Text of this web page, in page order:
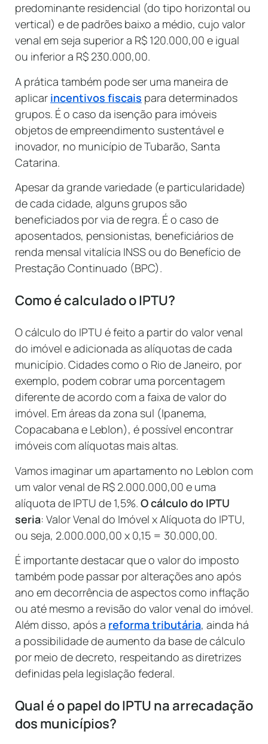
predominante residencial (do tipo horizontal ou
vertical) e de padrões baixo a médio, cujo valor
venal em seja superior a R$ 120.000,00 e igual
ou inferior a R$ 230.000,00.
A prática também pode ser uma maneira de
aplicar incentivos fiscais para determinados
grupos. É o caso da isenção para imóveis
objetos de empreendimento sustentável e
inovador, no município de Tubarão, Santa
Catarina.
Apesar da grande variedade (e particularidade)
de cada cidade, alguns grupos são
beneficiados por via de regra. É o caso de
aposentados, pensionistas, beneficiários de
renda mensal vitalícia INSS ou do Benefício de
Prestação Continuado (BPC).
Como é calculado o IPTU?
O cálculo do IPTU é feito a partir do valor venal
do imóvel e adicionada as alíquotas de cada
município. Cidades como o Rio de Janeiro, por
exemplo, podem cobrar uma porcentagem
diferente de acordo com a faixa de valor do
imóvel. Em áreas da zona sul (Ipanema,
Copacabana e Leblon), é possível encontrar
imóveis com alíquotas mais altas.
Vamos imaginar um apartamento no Leblon com
um valor venal de R$ 2.000.000,00 e uma
alíquota de IPTU de 1,5%. O cálculo do IPTU
seria: Valor Venal do Imóvel x Alíquota do IPTU,
ou seja, 2.000.000,00 x 0,15 = 30.000,00.
É importante destacar que o valor do imposto
também pode passar por alterações ano após
ano em decorrência de aspectos como inflação
ou até mesmo a revisão do valor venal do imóvel.
Além disso, após a reforma tributária, ainda há
a possibilidade de aumento da base de cálculo
por meio de decreto, respeitando as diretrizes
definidas pela legislação federal.
Qual é o papel do IPTU na arrecadação
dos municípios?